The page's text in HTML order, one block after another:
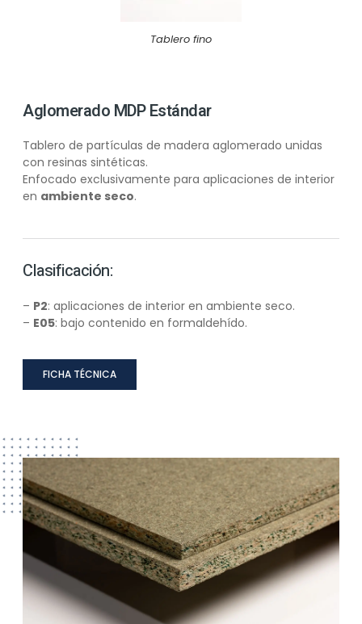
Tablero fino
Aglomerado MDP Estándar
Tablero de partículas de madera aglomerado unidas
con resinas sintéticas.
Enfocado exclusivamente para aplicaciones de interior
en ambiente seco.
Clasificación:
– P2: aplicaciones de interior en ambiente seco.
– E05: bajo contenido en formaldehído.
FICHA TÉCNICA